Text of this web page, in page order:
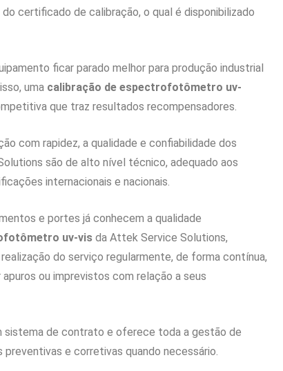
certificado de calibração, o qual é disponibilizado
ficar parado melhor para produção industrial
uma calibração de espectrofotômetro uv-
que traz resultados recompensadores.
com rapidez, a qualidade e confiabilidade dos
são de alto nível técnico, adequado aos
internacionais e nacionais.
e portes já conhecem a qualidade
uv-vis da Attek Service Solutions,
do serviço regularmente, de forma contínua,
ou imprevistos com relação a seus
sistema de contrato e oferece toda a gestão de
e corretivas quando necessário.